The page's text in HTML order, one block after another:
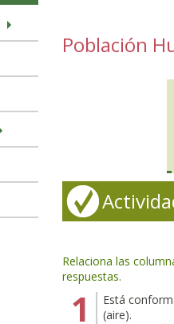
Población
Relaciona las
respuestas.
Está
(aire).